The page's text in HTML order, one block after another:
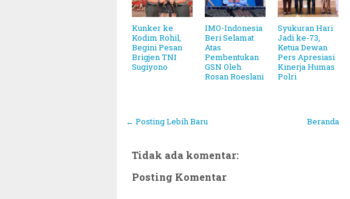
Kunker ke
Kodim Rohil,
Begini Pesan
Brigjen TNI
Sugiyono
IMO-Indonesia
Beri Selamat
Atas
Pembentukan
GSN Oleh
Rosan Roeslani
Syukuran Hari
Jadi ke-73,
Ketua Dewan
Pers Apresiasi
Kinerja Humas
Polri
← Posting Lebih Baru Beranda
Tidak ada komentar:
Posting Komentar